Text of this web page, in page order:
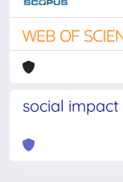
social impact